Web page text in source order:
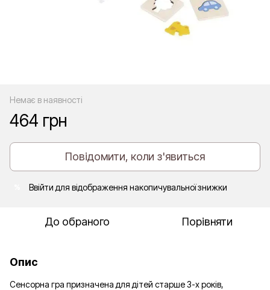
Немає в наявності
464 грн
Повідомити, коли з'явиться
Ввійти для відображення накопичувальної знижки
До обраного Порівняти
Опис
Сенсорна гра призначена для дітей старше 3-х років,